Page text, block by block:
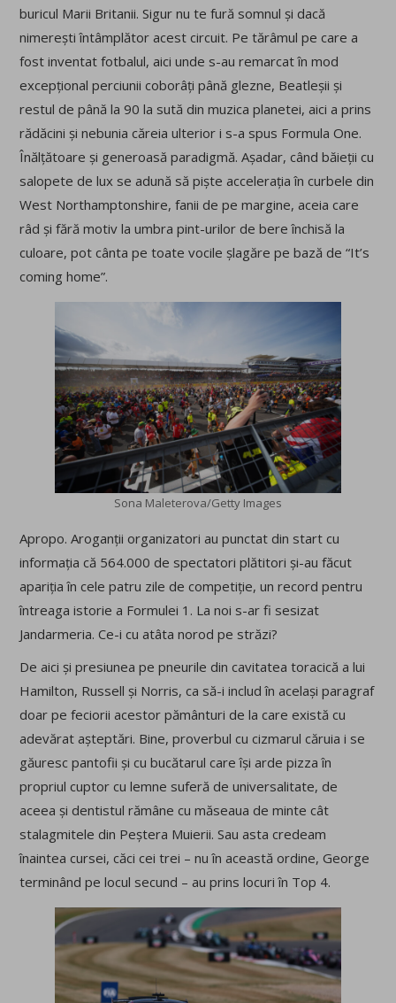
buricul Marii Britanii. Sigur nu te fură somnul și dacă
nimerești întâmplător acest circuit. Pe tărâmul pe care a
fost inventat fotbalul, aici unde s-au remarcat în mod
excepțional perciunii coborâți până glezne, Beatleșii și
restul de până la 90 la sută din muzica planetei, aici a prins
rădăcini și nebunia căreia ulterior i s-a spus Formula One.
Înălțătoare și generoasă paradigmă. Așadar, când băieții cu
salopete de lux se adună să piște accelerația în curbele din
West Northamptonshire, fanii de pe margine, aceia care
râd și fără motiv la umbra pint-urilor de bere închisă la
culoare, pot cânta pe toate vocile șlagăre pe bază de “It’s
coming home”.
Sona Maleterova/Getty Images
Apropo. Aroganții organizatori au punctat din start cu
informația că 564.000 de spectatori plătitori și-au făcut
apariția în cele patru zile de competiție, un record pentru
întreaga istorie a Formulei 1. La noi s-ar fi sesizat
Jandarmeria. Ce-i cu atâta norod pe străzi?
De aici și presiunea pe pneurile din cavitatea toracică a lui
Hamilton, Russell și Norris, ca să-i includ în același paragraf
doar pe feciorii acestor pământuri de la care există cu
adevărat așteptări. Bine, proverbul cu cizmarul căruia i se
găuresc pantofii și cu bucătarul care își arde pizza în
propriul cuptor cu lemne suferă de universalitate, de
aceea și dentistul rămâne cu măseaua de minte cât
stalagmitele din Peștera Muierii. Sau asta credeam
înaintea cursei, căci cei trei – nu în această ordine, George
terminând pe locul secund – au prins locuri în Top 4.